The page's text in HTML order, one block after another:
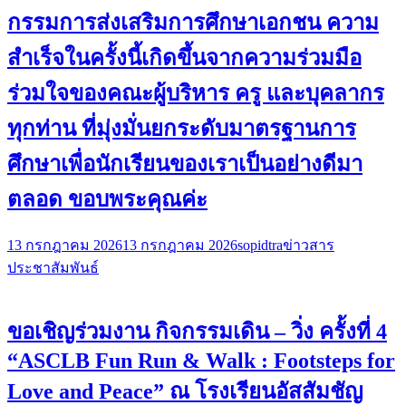
กรรมการส่งเสริมการศึกษาเอกชน ความ
สำเร็จในครั้งนี้เกิดขึ้นจากความร่วมมือ
ร่วมใจของคณะผู้บริหาร ครู และบุคลากร
ทุกท่าน ที่มุ่งมั่นยกระดับมาตรฐานการ
ศึกษาเพื่อนักเรียนของเราเป็นอย่างดีมา
ตลอด ขอบพระคุณค่ะ
13 กรกฎาคม 202613 กรกฎาคม 2026sopidtraข่าวสาร
ประชาสัมพันธ์
ขอเชิญร่วมงาน กิจกรรมเดิน – วิ่ง ครั้งที่ 4
“ASCLB Fun Run & Walk : Footsteps for
Love and Peace” ณ โรงเรียนอัสสัมชัญ